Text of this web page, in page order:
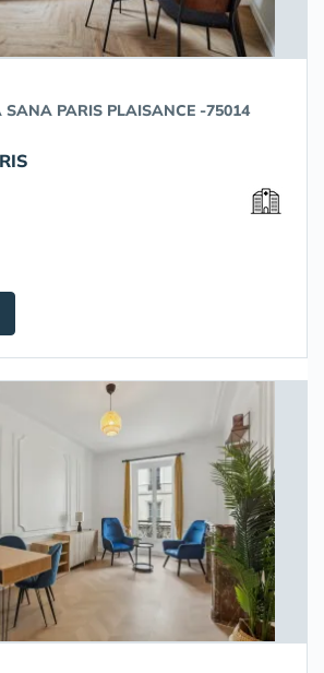
SANA PARIS PLAISANCE -75014